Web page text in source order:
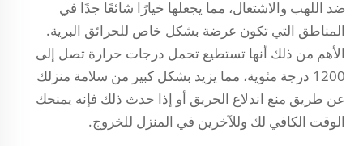
ضد اللهب والاشتعال، مما يجعلها خيارًا شائعًا جدًا في
المناطق التي تكون عرضة بشكل خاص للحرائق البرية.
الأهم من ذلك أنها تستطيع تحمل درجات حرارة تصل إلى
1200 درجة مئوية، مما يزيد بشكل كبير من سلامة منزلك
عن طريق منع اندلاع الحريق أو إذا حدث ذلك فإنه يمنحك
الوقت الكافي لك وللآخرين في المنزل للخروج.